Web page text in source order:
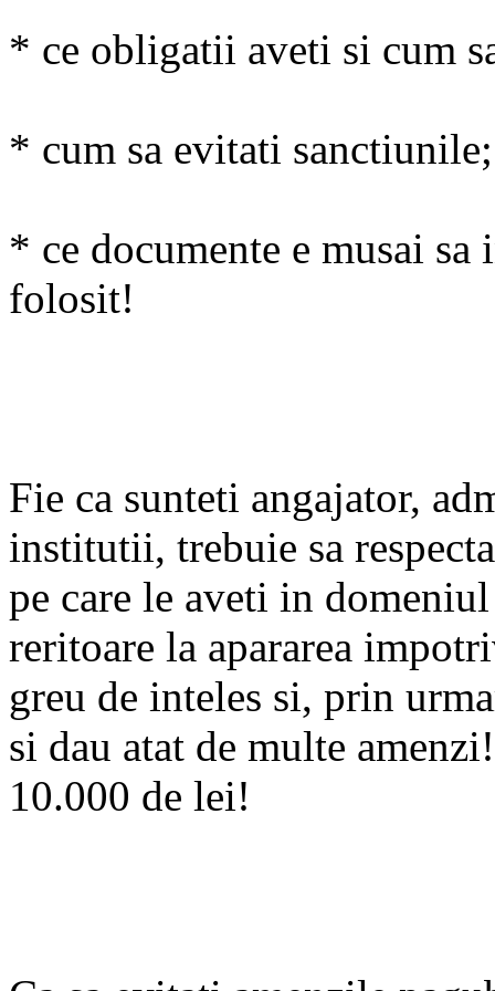
Fie ca sunteti angajator,
pe care le aveti in
reritoare la apararea
Ca sa evitati amenzile
* ce obligatii aveti si cum
* cum sa evitati sanctiunile;
* ce documente e musai
folosit!
Fie ca sunteti angajator,
institutii, trebuie sa
pe care le aveti in
reritoare la apararea
greu de inteles si, prin
si dau atat de multe
10.000 de lei!